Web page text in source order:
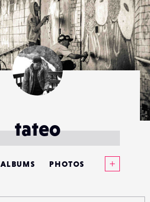
tateo
ALBUMS PHOTOS